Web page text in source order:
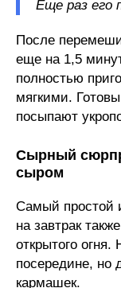
Еще раз его
После
еще на 1,5
полностью
мягкими.
посыпают
Сырный
сыром
Самый простой
на завтрак
открытого
посередине, но
кармашек.